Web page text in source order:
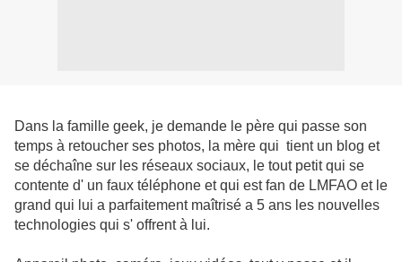
Dans la famille geek, je demande le père qui passe son
temps à retoucher ses photos, la mère qui tient un blog et
se déchaîne sur les réseaux sociaux, le tout petit qui se
contente d' un faux téléphone et qui est fan de LMFAO et le
grand qui lui a parfaitement maîtrisé a 5 ans les nouvelles
technologies qui s' offrent à lui.